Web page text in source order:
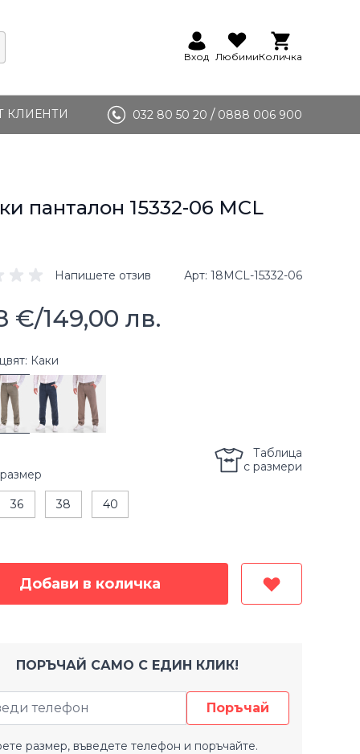
Вход ЛюбимиКоличка
КЛИЕНТИ 032 80 50 20 / 0888 006 900
панталон 15332-06 MCL
Напишете отзив Арт 18MCL-15332-06
€/149,00 лв.
Каки
размер
36 38 40
Таблица
с размери
Добави в количка
ПОРЪЧАЙ САМО С ЕДИН КЛИК!
Поръчай
размер, въведете телефон и поръчайте.